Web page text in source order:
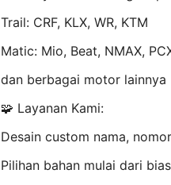
Trail: CRF, KLX, WR, KTM
Matic: Mio, Beat, NMAX,
dan berbagai motor lainnya
🧩 Layanan Kami:
Desain custom nama,
Pilihan bahan mulai dari